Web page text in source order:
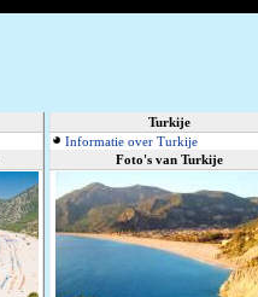
Turkije
Informatie over Turkije
Foto's van Turkije